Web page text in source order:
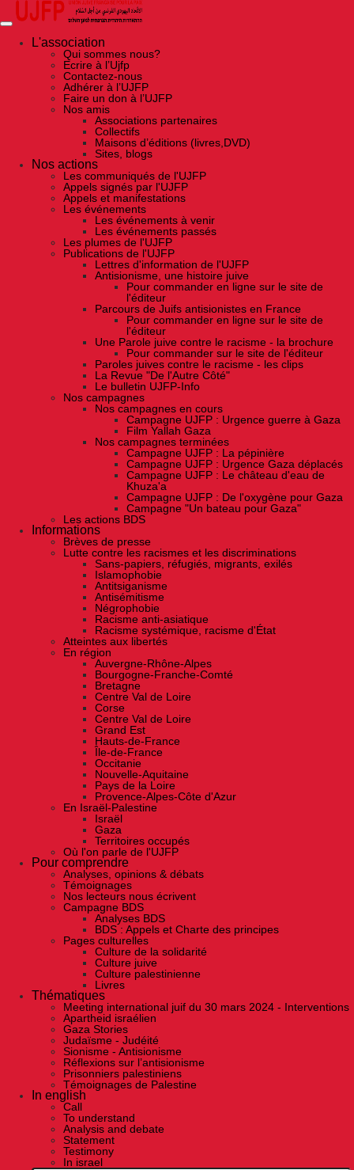
Skip
the
contentL'association
Qui sommes nous?
Ecrire à l’Ujfp
Contactez-nous
Adhérer à l’UJFP
Faire un don à l’UJFP
Nos amis
Associations partenaires
Collectifs
Maisons d’éditions (livres,DVD)
Sites, blogs
Nos actions
Les communiqués de l'UJFP
Appels signés par l'UJFP
Appels et manifestations
Les événements
Les événements à venir
Les événements passés
Les plumes de l'UJFP
Publications de l'UJFP
Lettres d'information de l'UJFP
Antisionisme, une histoire juive
Pour commander en ligne sur le site de
l'éditeur
Parcours de Juifs antisionistes en France
Pour commander en ligne sur le site de
l'éditeur
Une Parole juive contre le racisme - la brochure
Pour commander sur le site de l'éditeur
Paroles juives contre le racisme - les clips
La Revue "De l'Autre Côté"
Le bulletin UJFP-Info
Nos campagnes
Nos campagnes en cours
Campagne UJFP : Urgence guerre à Gaza
Film Yallah Gaza
Nos campagnes terminées
Campagne UJFP : La pépinière
Campagne UJFP : Urgence Gaza déplacés
Campagne UJFP : Le château d'eau de
Khuza'a
Campagne UJFP : De l'oxygène pour Gaza
Campagne "Un bateau pour Gaza"
Les actions BDS
Informations
Brèves de presse
Lutte contre les racismes et les discriminations
Sans-papiers, réfugiés, migrants, exilés
Islamophobie
Antitsiganisme
Antisémitisme
Négrophobie
Racisme anti-asiatique
Racisme systémique, racisme d'État
Atteintes aux libertés
En région
Auvergne-Rhône-Alpes
Bourgogne-Franche-Comté
Bretagne
Centre Val de Loire
Corse
Centre Val de Loire
Grand Est
Hauts-de-France
Île-de-France
Occitanie
Nouvelle-Aquitaine
Pays de la Loire
Provence-Alpes-Côte d'Azur
En Israël-Palestine
Israël
Gaza
Territoires occupés
Où l'on parle de l'UJFP
Pour comprendre
Analyses, opinions & débats
Témoignages
Nos lecteurs nous écrivent
Campagne BDS
Analyses BDS
BDS : Appels et Charte des principes
Pages culturelles
Culture de la solidarité
Culture juive
Culture palestinienne
Livres
Thématiques
Meeting international juif du 30 mars 2024 - Interventions
Apartheid israélien
Gaza Stories
Judaïsme - Judéité
Sionisme - Antisionisme
Réflexions sur l’antisionisme
Prisonniers palestiniens
Témoignages de Palestine
In english
Call
To understand
Analysis and debate
Statement
Testimony
In israel